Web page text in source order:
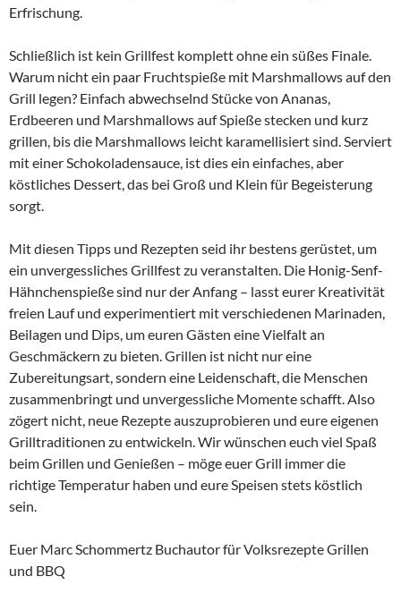
Erfrischung.
Schließlich ist kein Grillfest komplett ohne ein süßes Finale.
Warum nicht ein paar Fruchtspieße mit Marshmallows auf den
Grill legen? Einfach abwechselnd Stücke von Ananas,
Erdbeeren und Marshmallows auf Spieße stecken und kurz
grillen, bis die Marshmallows leicht karamellisiert sind. Serviert
mit einer Schokoladensauce, ist dies ein einfaches, aber
köstliches Dessert, das bei Groß und Klein für Begeisterung
sorgt.
Mit diesen Tipps und Rezepten seid ihr bestens gerüstet, um
ein unvergessliches Grillfest zu veranstalten. Die Honig-Senf-
Hähnchenspieße sind nur der Anfang – lasst eurer Kreativität
freien Lauf und experimentiert mit verschiedenen Marinaden,
Beilagen und Dips, um euren Gästen eine Vielfalt an
Geschmäckern zu bieten. Grillen ist nicht nur eine
Zubereitungsart, sondern eine Leidenschaft, die Menschen
zusammenbringt und unvergessliche Momente schafft. Also
zögert nicht, neue Rezepte auszuprobieren und eure eigenen
Grilltraditionen zu entwickeln. Wir wünschen euch viel Spaß
beim Grillen und Genießen – möge euer Grill immer die
richtige Temperatur haben und eure Speisen stets köstlich
sein.
Euer Marc Schommertz Buchautor für Volksrezepte Grillen
und BBQ